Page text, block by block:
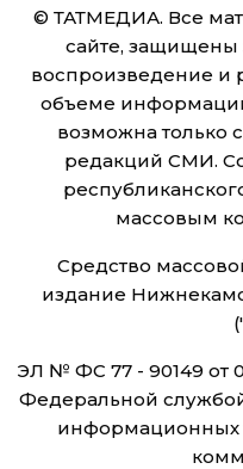
© ТАТМЕДИА. Все
сайте, защищены
воспроизведение и
объеме
возможна только
редакций СМИ.
массовым
Средство
издание
ЭЛ № ФС 77 - 90149 от
Федеральной
информационных